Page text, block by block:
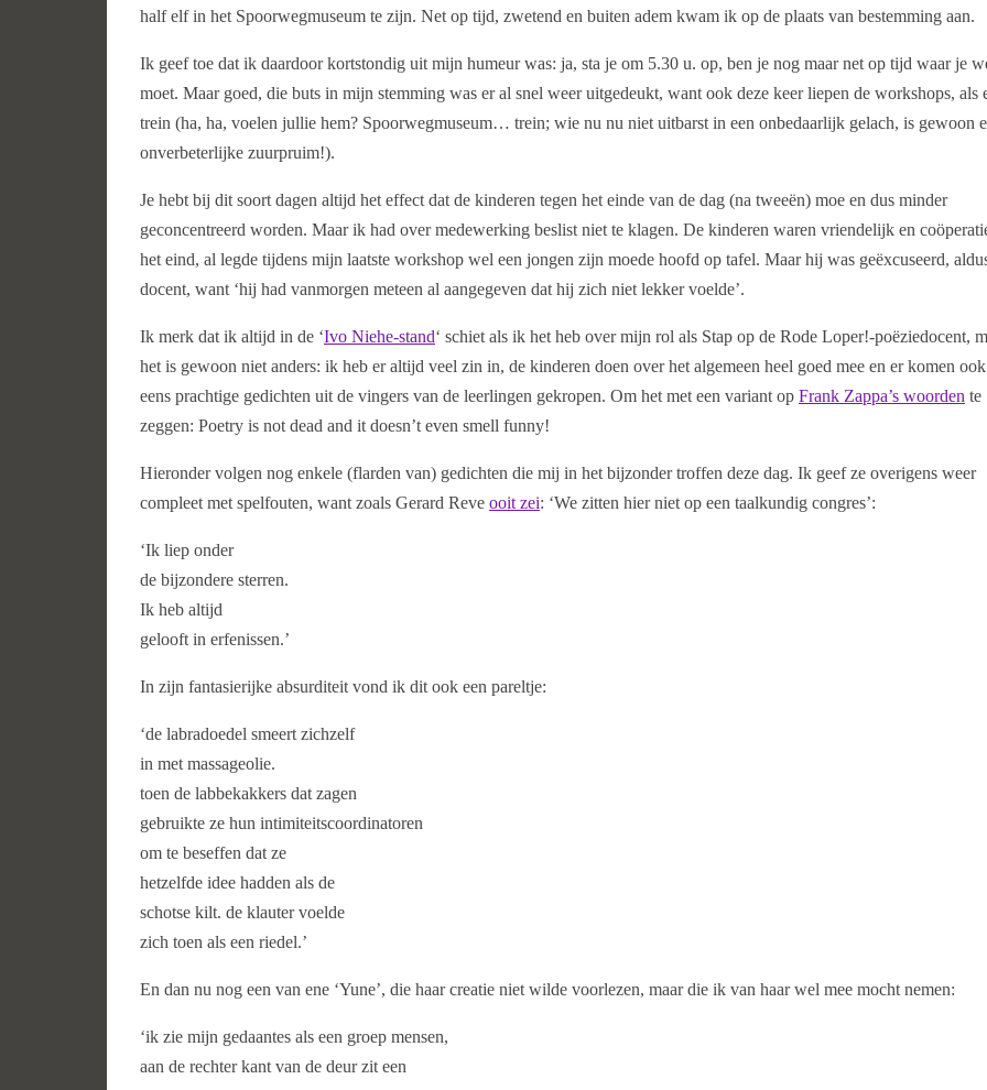
half elf in het Spoorwegmuseum te zijn. Net op tijd, zwetend en buiten adem kwam ik op de plaats van bestemming aan.
Ik geef toe dat ik daardoor kortstondig uit mijn humeur was: ja, sta je om 5.30 u. op, ben je nog maar net op tijd waar je
moet. Maar goed, die buts in mijn stemming was er al snel weer uitgedeukt, want ook deze keer liepen de workshops,
trein (ha, ha, voelen jullie hem? Spoorwegmuseum… trein; wie nu nu niet uitbarst in een onbedaarlijk gelach, is gewoon
onverbeterlijke zuurpruim!).
Je hebt bij dit soort dagen altijd het effect dat de kinderen tegen het einde van de dag (na tweeën) moe en dus minder
geconcentreerd worden. Maar ik had over medewerking beslist niet te klagen. De kinderen waren vriendelijk en
het eind, al legde tijdens mijn laatste workshop wel een jongen zijn moede hoofd op tafel. Maar hij was geëxcuseerd,
docent, want ‘hij had vanmorgen meteen al aangegeven dat hij zich niet lekker voelde’.
Ik merk dat ik altijd in de ‘Ivo Niehe-stand‘ schiet als ik het heb over mijn rol als Stap op de Rode Loper!-poëziedocent,
het is gewoon niet anders: ik heb er altijd veel zin in, de kinderen doen over het algemeen heel goed mee en er komen
eens prachtige gedichten uit de vingers van de leerlingen gekropen. Om het met een variant op Frank Zappa’s woorden te
zeggen: Poetry is not dead and it doesn’t even smell funny!
Hieronder volgen nog enkele (flarden van) gedichten die mij in het bijzonder troffen deze dag. Ik geef ze overigens weer
compleet met spelfouten, want zoals Gerard Reve ooit zei: ‘We zitten hier niet op een taalkundig congres’:
‘Ik liep onder
de bijzondere sterren.
Ik heb altijd
gelooft in erfenissen.’
In zijn fantasierijke absurditeit vond ik dit ook een pareltje:
‘de labradoedel smeert zichzelf
in met massageolie.
toen de labbekakkers dat zagen
gebruikte ze hun intimiteitscoordinatoren
om te beseffen dat ze
hetzelfde idee hadden als de
schotse kilt. de klauter voelde
zich toen als een riedel.’
En dan nu nog een van ene ‘Yune’, die haar creatie niet wilde voorlezen, maar die ik van haar wel mee mocht nemen:
‘ik zie mijn gedaantes als een groep mensen,
aan de rechter kant van de deur zit een